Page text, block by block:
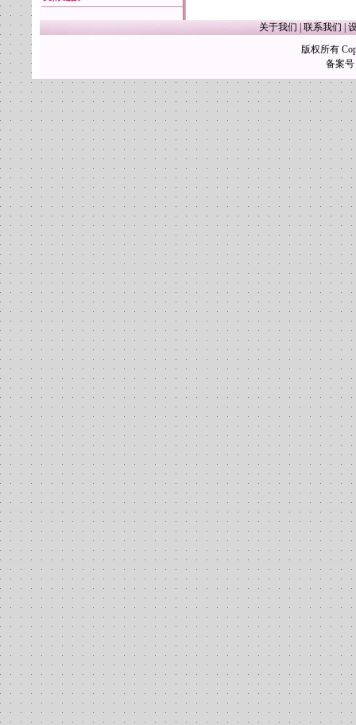
关于我们 联系我们
版权所有
备案号